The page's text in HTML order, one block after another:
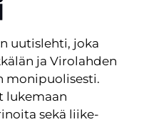
uutislehti, joka
ja Virolahden
monipuolisesti.
lukemaan
sekä liike-